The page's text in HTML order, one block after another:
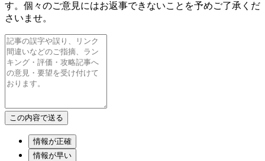
す。個々のご意見にはお返事できないことを予めご了承くだ
さいませ。
情報が正確
情報が早い